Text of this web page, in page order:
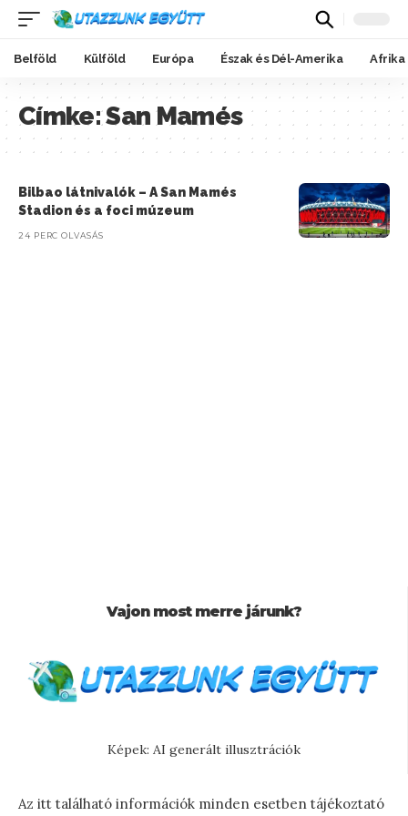
Belföld Külföld Európa Észak és Dél-Amerika Afrika
Címke:San Mamés
Bilbao látnivalók – A San Mamés
Stadion és a foci múzeum
24 PERC OLVASÁS
Vajon most merre járunk?
Képek: AI generált illusztrációk
Az itt található információk minden esetben tájékoztató